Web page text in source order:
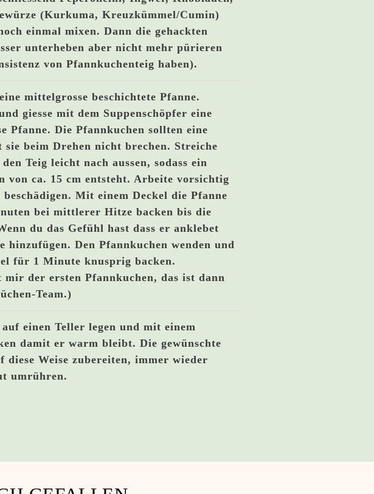
(Kurkuma, Kreuzkümmel/Cumin)
einmal mixen. Dann die gehackten
unterheben aber nicht mehr pürieren
von Pfannkuchenteig haben).
mittelgrosse beschichtete Pfanne.
giesse mit dem Suppenschöpfer eine
Pfanne. Die Pfannkuchen sollten eine
sie beim Drehen nicht brechen. Streiche
Teig leicht nach aussen, sodass ein
von ca. 15 cm entsteht. Arbeite vorsichtig
Mit einem Deckel die Pfanne
bei mittlerer Hitze backen bis die
du das Gefühl hast dass er anklebet
hinzufügen. Den Pfannkuchen wenden und
für 1 Minute knusprig backen.
mir der ersten Pfannkuchen, das ist dann
Team.)
einen Teller legen und mit einem
damit er warm bleibt. Die gewünschte
diese Weise zubereiten, immer wieder
umrühren.